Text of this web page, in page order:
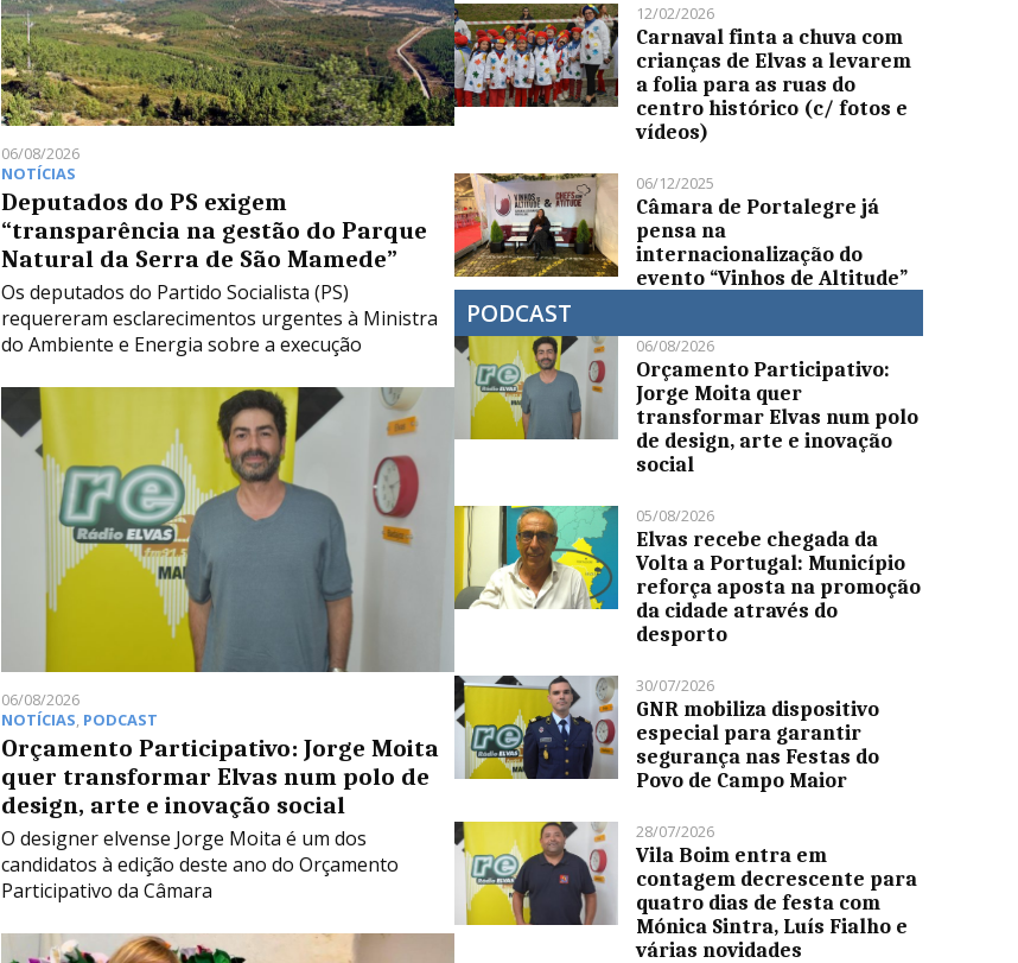
06/08/2026
NOTÍCIAS
Deputados do PS exigem
“transparência na gestão do Parque
Natural da Serra de São Mamede”
Os deputados do Partido Socialista (PS)
requereram esclarecimentos urgentes à Ministra
do Ambiente e Energia sobre a execução
06/08/2026
NOTÍCIAS, PODCAST
Orçamento Participativo: Jorge Moita
quer transformar Elvas num polo de
design, arte e inovação social
O designer elvense Jorge Moita é um dos
candidatos à edição deste ano do Orçamento
Participativo da Câmara
12/02/2026
Carnaval finta a chuva com
crianças de Elvas a levarem
a folia para as ruas do
centro histórico (c/ fotos e
vídeos)
06/12/2025
Câmara de Portalegre já
pensa na
internacionalização do
evento “Vinhos de Altitude”
PODCAST
06/08/2026
Orçamento Participativo:
Jorge Moita quer
transformar Elvas num polo
de design, arte e inovação
social
05/08/2026
Elvas recebe chegada da
Volta a Portugal: Município
reforça aposta na promoção
da cidade através do
desporto
30/07/2026
GNR mobiliza dispositivo
especial para garantir
segurança nas Festas do
Povo de Campo Maior
28/07/2026
Vila Boim entra em
contagem decrescente para
quatro dias de festa com
Mónica Sintra, Luís Fialho e
várias novidades